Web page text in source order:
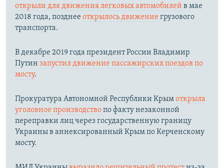
открыли для движения легковых автомобилей в мае
2018 года, позднее открылось движение грузового
транспорта.
В декабре 2019 года президент России Владимир
Путин запустил движение пассажирских поездов по
мосту.
Прокуратура Автономной Республики Крымоткрыла
уголовное производствопо факту незаконной
переправки лиц через государственную границу
Украины в аннексированный Крым по Керченскому
мосту.​